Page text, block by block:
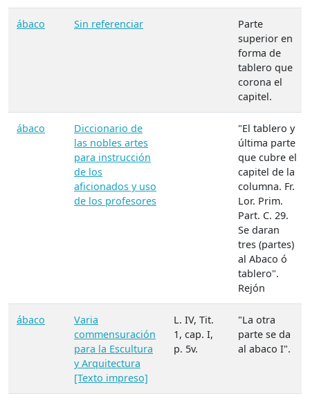
ábaco Sin referenciar
Parte
superior en
forma de
tablero que
corona el
capitel.
ábaco
Diccionario de
las nobles artes
para instrucción
de los
aficionados y uso
de los profesores
"El tablero y
última parte
que cubre el
capitel de la
columna. Fr.
Lor. Prim.
Part. C. 29.
Se daran
tres (partes)
al Abaco ó
tablero".
Rejón
ábaco
Varia
commensuración
para la Escultura
y Arquitectura
[Texto impreso]
L. IV, Tit.
1, cap. I,
p. 5v.
"La otra
parte se da
al abaco I".